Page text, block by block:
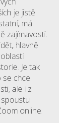
je jistě
má
zajímavosti.
hlavně
Je tak
se chce
ale i z
online.